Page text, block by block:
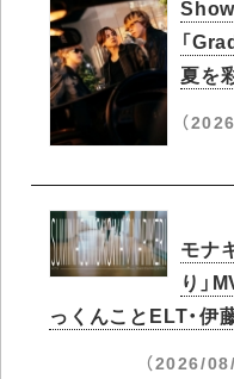
「
夏を
（
モナ
り」
っくんことELT・伊
（2026/